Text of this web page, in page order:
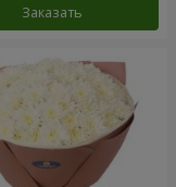
Заказать